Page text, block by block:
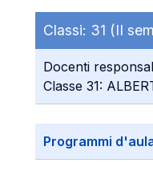
Classi: 31 (II
Docenti
Classe 31:
Programmi